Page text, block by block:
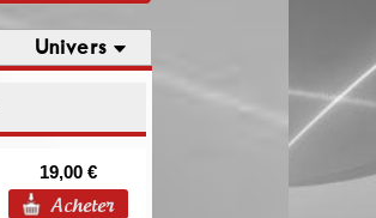
Univers
19,00 €